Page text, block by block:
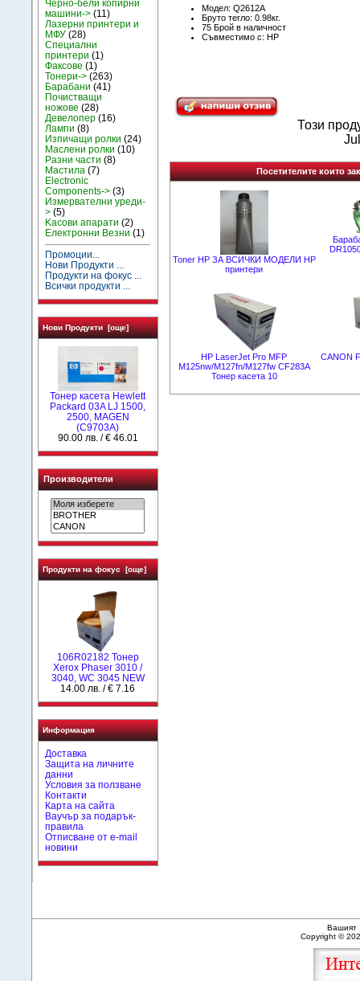
Черно-бели копирни
машини-> (11)
Лазерни принтери и
МФУ (28)
Специални
принтери (1)
Факсове (1)
Тонери-> (263)
Барабани (41)
Почистващи
ножове (28)
Девелопер (16)
Лампи (8)
Изпичащи ролки (24)
Маслени ролки (10)
Разни части (8)
Мастила (7)
Electronic
Components-> (3)
Измервателни уреди-
> (5)
Kасови апарати (2)
Електронни Везни (1)
Промоции...
Нови Продукти ...
Продукти на фокус ...
Всички продукти ...
Нови Продукти [още]
Тонер касета Hewlett
Packard 03A LJ 1500,
2500, MAGEN
(C9703A)
90.00 лв. / € 46.01
Производители
Продукти на фокус [още]
106R02182 Тонер
Xerox Phaser 3010 /
3040, WC 3045 NEW
14.00 лв. / € 7.16
Информация
Доставка
Защита на личните
данни
Условия за ползване
Контакти
Карта на сайта
Ваучър за подарък-
правила
Отписване от e-mail
новини
Модел: Q2612A
Бруто тегло: 0.98кг.
75 Брой в наличност
Съвместимо с: HP
Този
Посетителите които
Toner HP ЗА ВСИЧКИ МОДЕЛИ HP
принтери
HP LaserJet Pro MFP
M125nw/M127fn/M127fw CF283A
Тонер касета 10
CANON
Вашият
Copyright ©